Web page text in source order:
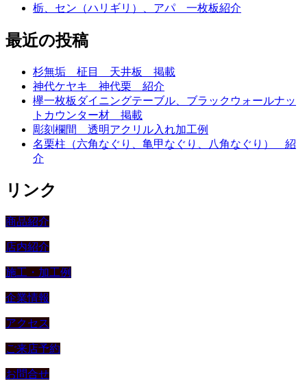
栃、セン（ハリギリ）、アパ 一枚板紹介
最近の投稿
杉無垢 柾目 天井板 掲載
神代ケヤキ 神代栗 紹介
欅一枚板ダイニングテーブル、ブラックウォールナッ
トカウンター材 掲載
彫刻欄間 透明アクリル入れ加工例
名栗柱（六角なぐり、亀甲なぐり、八角なぐり） 紹
介
リンク
商品紹介
店内紹介
施工・加工例
企業情報
アクセス
ご来店予約
お問合せ